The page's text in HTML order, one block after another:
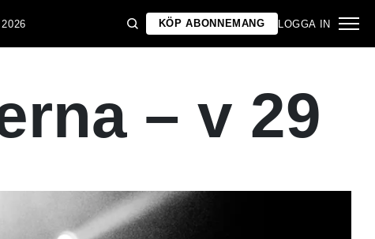
KÖP ABONNEMANG LOGGA IN
– v 29